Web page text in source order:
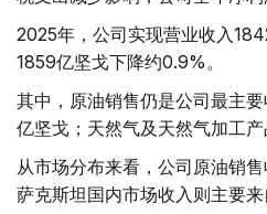
2025年，公司实现营业收入
1859亿坚戈下降约0.9%。
其中，原油销售仍是公司最主
亿坚戈；天然气及天然气加工
从市场分布来看，公司原油销
萨克斯坦国内市场收入则主要来